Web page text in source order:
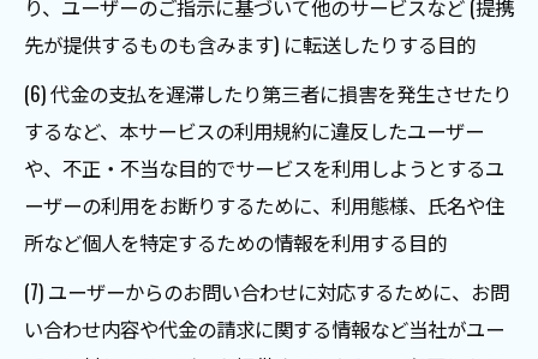
り、ユーザーのご指示に基づいて他のサービスなど (提携
先が提供するものも含みます) に転送したりする目的
(6) 代金の支払を遅滞したり第三者に損害を発生させたり
するなど、本サービスの利用規約に違反したユーザー
や、不正・不当な目的でサービスを利用しようとするユ
ーザーの利用をお断りするために、利用態様、氏名や住
所など個人を特定するための情報を利用する目的
(7) ユーザーからのお問い合わせに対応するために、お問
い合わせ内容や代金の請求に関する情報など当社がユー